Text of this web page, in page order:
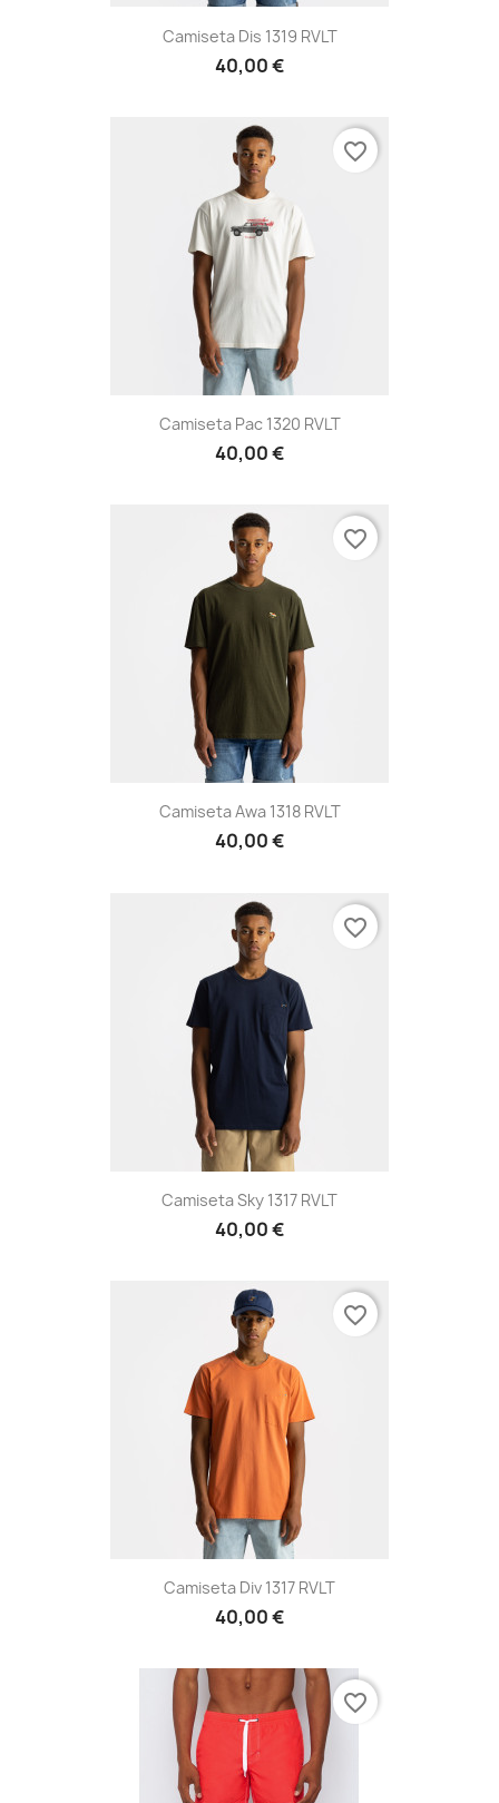
Camiseta Dis 1319 RVLT
40,00 €
Camiseta Pac 1320 RVLT
40,00 €
favorite_border
Camiseta Awa 1318 RVLT
40,00 €
favorite_border
Camiseta Sky 1317 RVLT
40,00 €
favorite_border
Camiseta Div 1317 RVLT
40,00 €
favorite_border
favorite_border